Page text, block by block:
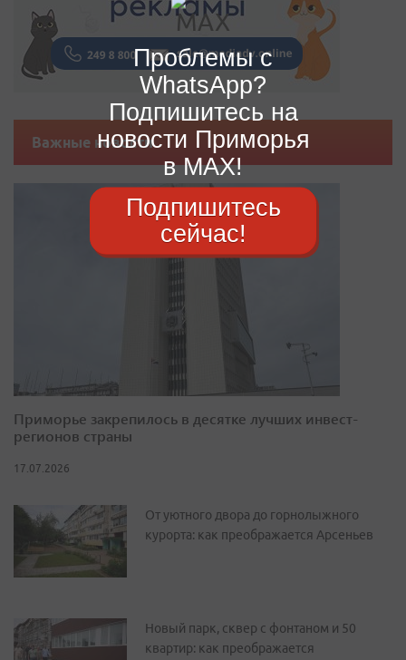
Важные новости
Приморье закрепилось в десятке лучших инвест-
регионов страны
17.07.2026
От уютного двора до горнолыжного
курорта: как преображается Арсеньев
Новый парк, сквер с фонтаном и 50
квартир: как преображается
Проблемы с
WhatsApp?
Подпишитесь на
новости Приморья
в MAX!
Подпишитесь
сейчас!